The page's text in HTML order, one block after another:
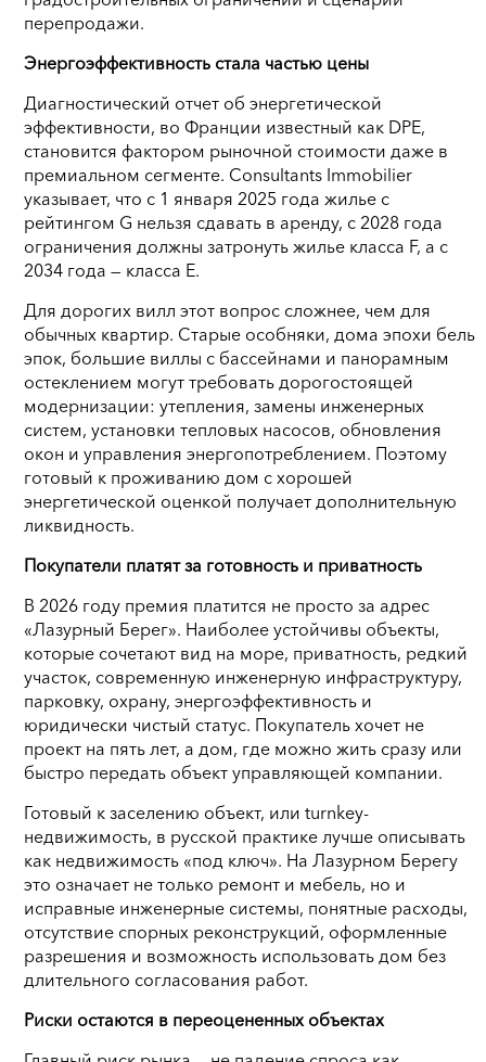
перепродажи.
Энергоэффективность стала частью цены
Диагностический отчет об энергетической
эффективности, во Франции известный как DPE,
становится фактором рыночной стоимости даже в
премиальном сегменте. Consultants Immobilier
указывает, что с 1 января 2025 года жилье с
рейтингом G нельзя сдавать в аренду, с 2028 года
ограничения должны затронуть жилье класса F, а с
2034 года — класса E.
Для дорогих вилл этот вопрос сложнее, чем для
обычных квартир. Старые особняки, дома эпохи бель
эпок, большие виллы с бассейнами и панорамным
остеклением могут требовать дорогостоящей
модернизации: утепления, замены инженерных
систем, установки тепловых насосов, обновления
окон и управления энергопотреблением. Поэтому
готовый к проживанию дом с хорошей
энергетической оценкой получает дополнительную
ликвидность.
Покупатели платят за готовность и приватность
В 2026 году премия платится не просто за адрес
«Лазурный Берег». Наиболее устойчивы объекты,
которые сочетают вид на море, приватность, редкий
участок, современную инженерную инфраструктуру,
парковку, охрану, энергоэффективность и
юридически чистый статус. Покупатель хочет не
проект на пять лет, а дом, где можно жить сразу или
быстро передать объект управляющей компании.
Готовый к заселению объект, или turnkey-
недвижимость, в русской практике лучше описывать
как недвижимость «под ключ». На Лазурном Берегу
это означает не только ремонт и мебель, но и
исправные инженерные системы, понятные расходы,
отсутствие спорных реконструкций, оформленные
разрешения и возможность использовать дом без
длительного согласования работ.
Риски остаются в переоцененных объектах